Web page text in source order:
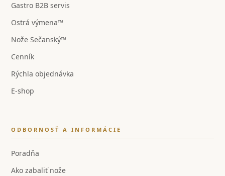
Gastro B2B servis
Ostrá výmena™
Nože Sečanský™
Cenník
Rýchla objednávka
E-shop
ODBORNOSŤ A INFORMÁCIE
Poradňa
Ako zabaliť nože